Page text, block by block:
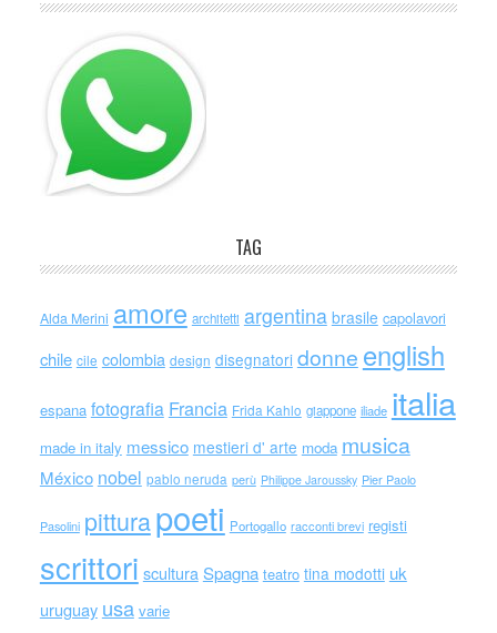
TAG
Alda Merini amore architetti argentina brasile capolavori
chile cile colombia design disegnatori donne english
espana fotografia Francia Frida Kahlo giappone iliade italia
made in italy messico mestieri d' arte moda musica
México nobel pablo neruda perù Philippe Jaroussky Pier Paolo
Pasolini pitturapoeti Portogallo racconti brevi registi
scrittori scultura Spagna teatro tina modotti uk
uruguay usa varie